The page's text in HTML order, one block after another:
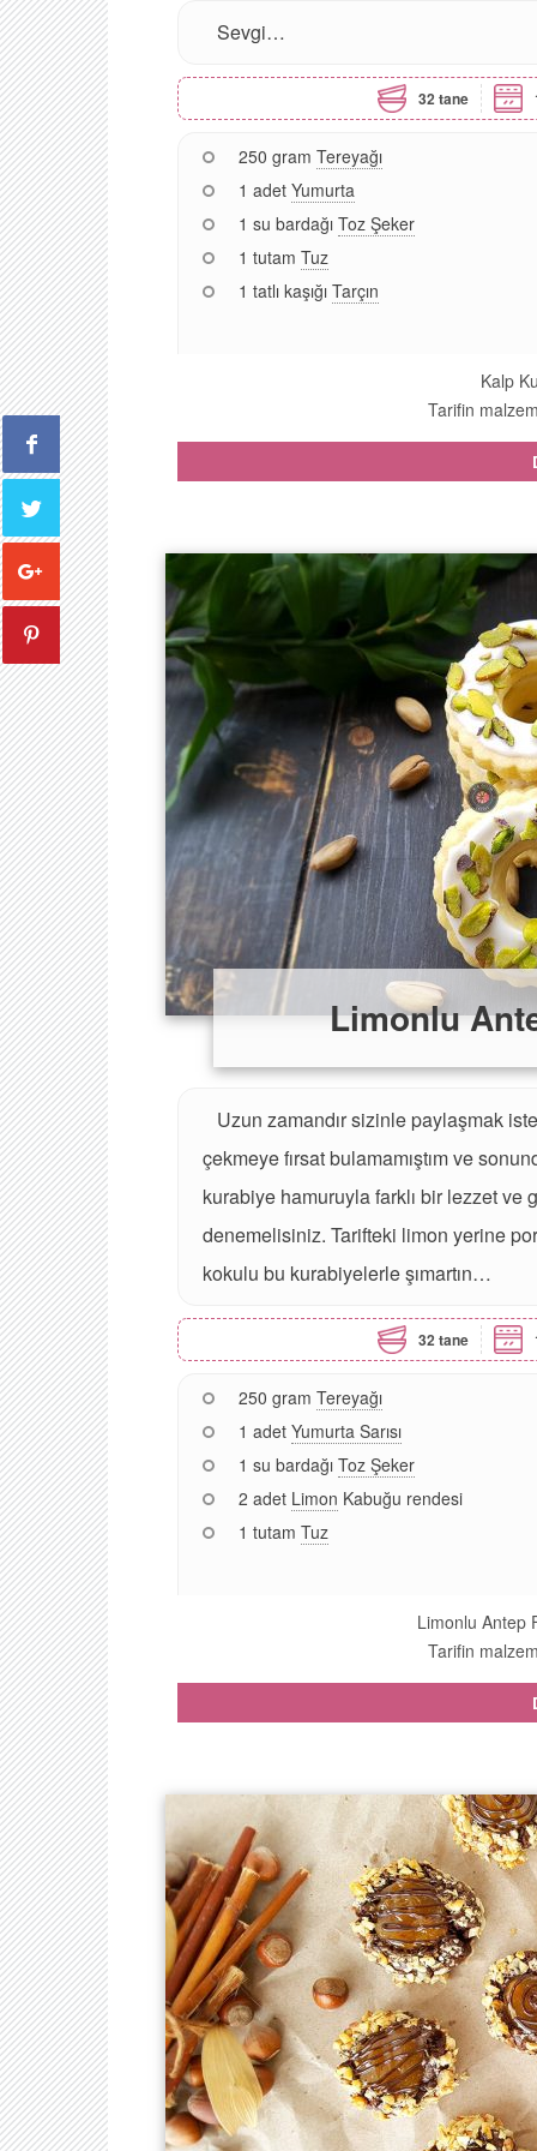
Sevgi…
32 tane
250 gram Tereyağı
1 adet Yumurta
1 su bardağı Toz Şeker
1 tutam Tuz
1 tatlı kaşığı Tarçın
Kalp
Tarifin
Limonlu
Uzun zamandır sizinle paylaşmak
çekmeye fırsat bulamamıştım ve
kurabiye hamuruyla farklı bir lezzet
denemelisiniz. Tarifteki limon yerine
kokulu bu kurabiyelerle şımartın…
32 tane
250 gram Tereyağı
1 adet Yumurta Sarısı
1 su bardağı Toz Şeker
2 adet Limon Kabuğu rendesi
1 tutam Tuz
Limonlu Antep
Tarifin